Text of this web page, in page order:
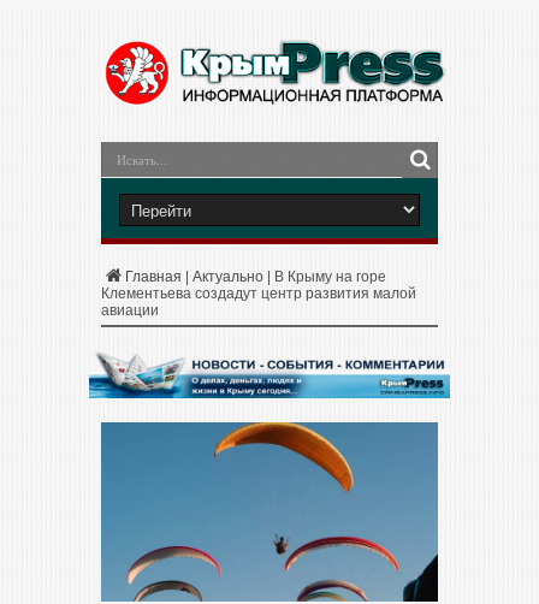
Главная Актуально
В Крыму на горе
Клементьева создадут центр развития малой
авиации